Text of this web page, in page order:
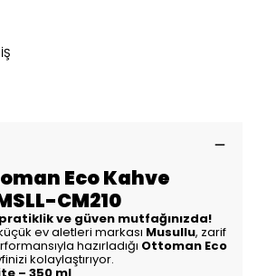
Eco Kahve
CM210
ve güven mutfağınızda!
ev aletleri markası Musullu, zarif
hazırladığı Ottoman Eco
kolaylaştırıyor.